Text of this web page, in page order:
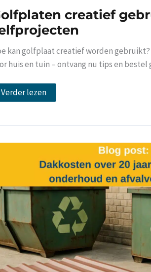
creatief
kan golfplaat creatief worden
huis en tuin – ontvang nu tips en
Golfplaten
creatief
het-
Verder lezen